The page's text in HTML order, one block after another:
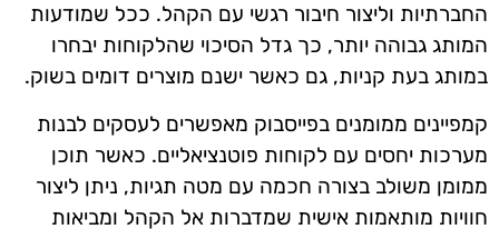
החברתיות וליצור חיבור רגשי עם הקהל. ככל שמודעות
המותג גבוהה יותר, כך גדל הסיכוי שהלקוחות יבחרו
במותג בעת קניות, גם כאשר ישנם מוצרים דומים בשוק.
קמפיינים ממומנים בפייסבוק מאפשרים לעסקים לבנות
מערכות יחסים עם לקוחות פוטנציאליים. כאשר תוכן
ממומן משולב בצורה חכמה עם מטה תגיות, ניתן ליצור
חוויות מותאמות אישית שמדברות אל הקהל ומביאות